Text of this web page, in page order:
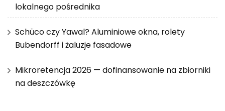
lokalnego pośrednika
Schüco czy Yawal? Aluminiowe okna, rolety
Bubendorff i żaluzje fasadowe
Mikroretencja 2026 — dofinansowanie na zbiorniki
na deszczówkę